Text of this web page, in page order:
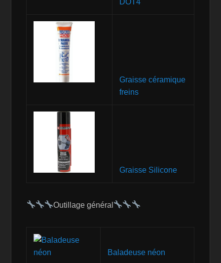
Graisse céramique
freins
Graisse Silicone
Outillage général
Baladeuse néon